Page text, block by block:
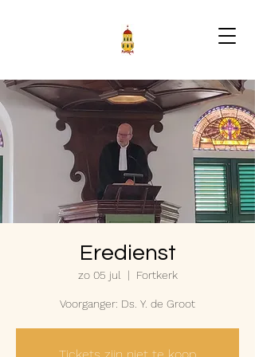
Eredienst
zo 05 jul
  |
Fortkerk
Voorganger: Ds. Y. de Groot